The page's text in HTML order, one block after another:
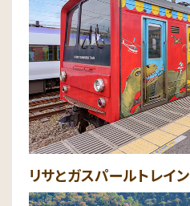
リサとガスパールトレイン